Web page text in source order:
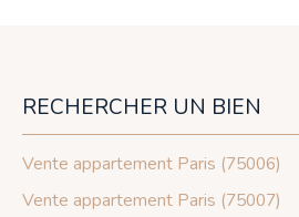
RECHERCHER UN BIEN
Vente appartement Paris (75006)
Vente appartement Paris (75007)